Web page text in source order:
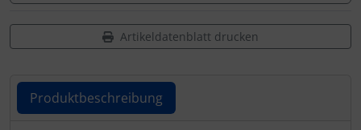
Artikeldatenblatt drucken
Produktbeschreibung